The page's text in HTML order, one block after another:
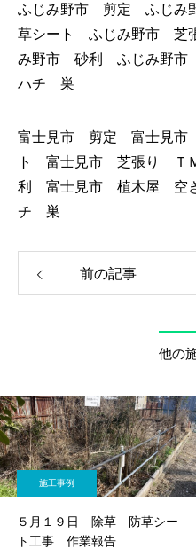
ふじみ野市 剪定 ふじ
草シート ふじみ野市
み野市 砂利 ふじみ野
ハチ 巣
富士見市 剪定 富士見
ト 富士見市 芝張り Ｔ
利 富士見市 植木屋 空
チ 巣
前の記事
他の
施工事例
５月１９日 除草 防草シー
ト工事 作業報告